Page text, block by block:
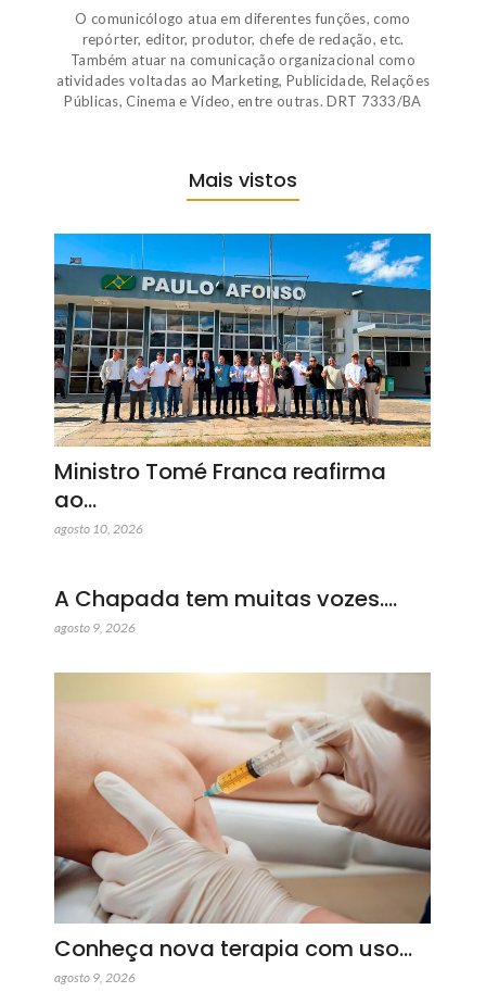
O comunicólogo atua em diferentes funções, como
repórter, editor, produtor, chefe de redação, etc.
Também atuar na comunicação organizacional como
atividades voltadas ao Marketing, Publicidade, Relações
Públicas, Cinema e Vídeo, entre outras. DRT 7333/BA
Mais vistos
Ministro Tomé Franca reafirma
ao…
agosto 10, 2026
A Chapada tem muitas vozes.…
agosto 9, 2026
Conheça nova terapia com uso…
agosto 9, 2026